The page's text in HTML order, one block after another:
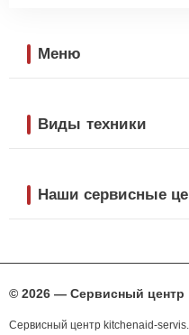
Меню
Виды техники
Наши сервисные
© 2026 — Сервисный центр
Сервисный центр kitchenaid-